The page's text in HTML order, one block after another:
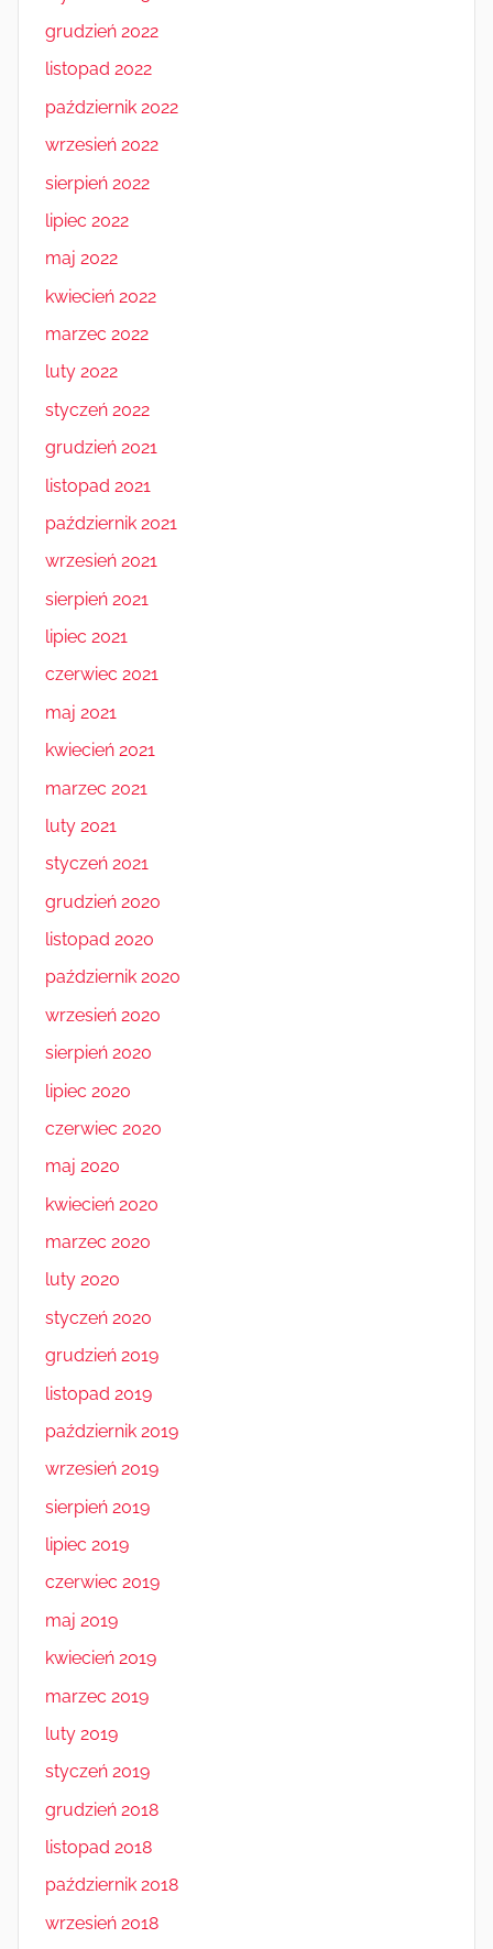
grudzień 2022
listopad 2022
październik 2022
wrzesień 2022
sierpień 2022
lipiec 2022
maj 2022
kwiecień 2022
marzec 2022
luty 2022
styczeń 2022
grudzień 2021
listopad 2021
październik 2021
wrzesień 2021
sierpień 2021
lipiec 2021
czerwiec 2021
maj 2021
kwiecień 2021
marzec 2021
luty 2021
styczeń 2021
grudzień 2020
listopad 2020
październik 2020
wrzesień 2020
sierpień 2020
lipiec 2020
czerwiec 2020
maj 2020
kwiecień 2020
marzec 2020
luty 2020
styczeń 2020
grudzień 2019
listopad 2019
październik 2019
wrzesień 2019
sierpień 2019
lipiec 2019
czerwiec 2019
maj 2019
kwiecień 2019
marzec 2019
luty 2019
styczeń 2019
grudzień 2018
listopad 2018
październik 2018
wrzesień 2018